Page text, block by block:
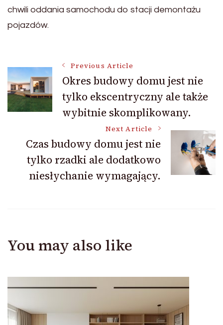
chwili oddania samochodu do stacji demontażu
pojazdów.
Post
Navigation
Previous Article
Okres budowy domu jest nie
tylko ekscentryczny ale także
wybitnie skomplikowany.
Next Article
Czas budowy domu jest nie
tylko rzadki ale dodatkowo
niesłychanie wymagający.
You may also like